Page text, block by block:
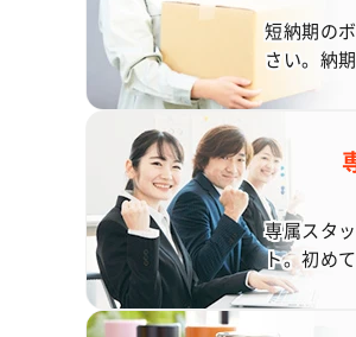
短納期の
さい。納
専属スタ
ト。初め